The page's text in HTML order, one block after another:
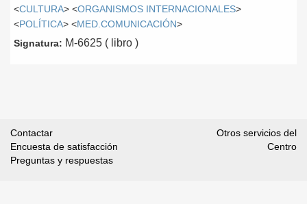
<CULTURA> <ORGANISMOS INTERNACIONALES>
<POLÍTICA> <MED.COMUNICACIÓN>
Signatura: M-6625 ( libro )
Contactar
Encuesta de satisfacción
Preguntas y respuestas
Otros servicios del
Centro